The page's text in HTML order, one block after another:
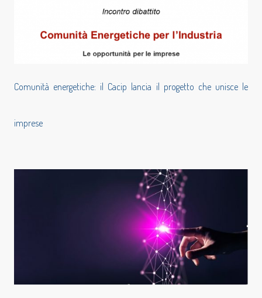
Comunità energetiche: il Cacip lancia il progetto che unisce le
imprese